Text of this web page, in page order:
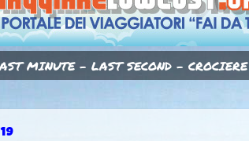
MINUTE - LAST SECOND - CROCIERE